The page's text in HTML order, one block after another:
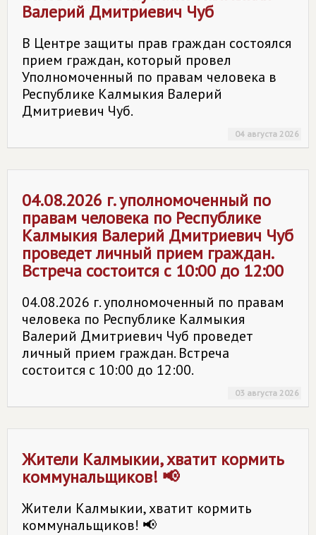
Валерий Дмитриевич Чуб
В Центре защиты прав граждан состоялся
прием граждан, который провел
Уполномоченный по правам человека в
Республике Калмыкия Валерий
Дмитриевич Чуб.
04 августа 2026
04.08.2026 г. уполномоченный по
правам человека по Республике
Калмыкия Валерий Дмитриевич Чуб
проведет личный прием граждан.
Встреча состоится с 10:00 до 12:00
04.08.2026 г. уполномоченный по правам
человека по Республике Калмыкия
Валерий Дмитриевич Чуб проведет
личный прием граждан. Встреча
состоится с 10:00 до 12:00.
03 августа 2026
Жители Калмыкии, хватит кормить
коммунальщиков! 📢
Жители Калмыкии, хватит кормить
коммунальщиков! 📢